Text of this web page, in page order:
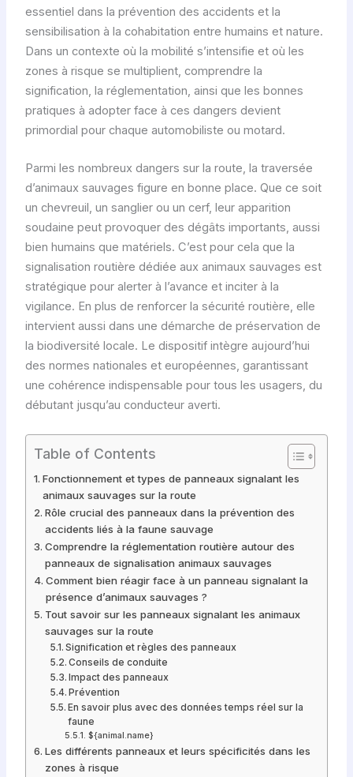
essentiel dans la prévention des accidents et la
sensibilisation à la cohabitation entre humains et nature.
Dans un contexte où la mobilité s’intensifie et où les
zones à risque se multiplient, comprendre la
signification, la réglementation, ainsi que les bonnes
pratiques à adopter face à ces dangers devient
primordial pour chaque automobiliste ou motard.
Parmi les nombreux dangers sur la route, la traversée
d’animaux sauvages figure en bonne place. Que ce soit
un chevreuil, un sanglier ou un cerf, leur apparition
soudaine peut provoquer des dégâts importants, aussi
bien humains que matériels. C’est pour cela que la
signalisation routière dédiée aux animaux sauvages est
stratégique pour alerter à l’avance et inciter à la
vigilance. En plus de renforcer la sécurité routière, elle
intervient aussi dans une démarche de préservation de
la biodiversité locale. Le dispositif intègre aujourd’hui
des normes nationales et européennes, garantissant
une cohérence indispensable pour tous les usagers, du
débutant jusqu’au conducteur averti.
Table of Contents
Fonctionnement et types de panneaux signalant les
animaux sauvages sur la route
Rôle crucial des panneaux dans la prévention des
accidents liés à la faune sauvage
Comprendre la réglementation routière autour des
panneaux de signalisation animaux sauvages
Comment bien réagir face à un panneau signalant la
présence d’animaux sauvages ?
Tout savoir sur les panneaux signalant les animaux
sauvages sur la route
Signification et règles des panneaux
Conseils de conduite
Impact des panneaux
Prévention
En savoir plus avec des données temps réel sur la
faune
${animal.name}
Les différents panneaux et leurs spécificités dans les
zones à risque